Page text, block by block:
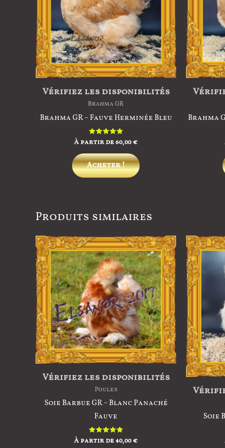
Vérifiez les disponibilités
Brahma GR
Brahma GR – Fauve Herminée Bleu
Note
sur 5
À partir de60,00€
Acheter !
produit
Les
options
peuvent
être
choisies
sur
la
page
du
produit
Brahma
Produits similaires
Vérifiez les disponibilités
Poules
Soie Barbue GR – Blanc Panaché
Fauve
Note
À partir de40,00€
Soie